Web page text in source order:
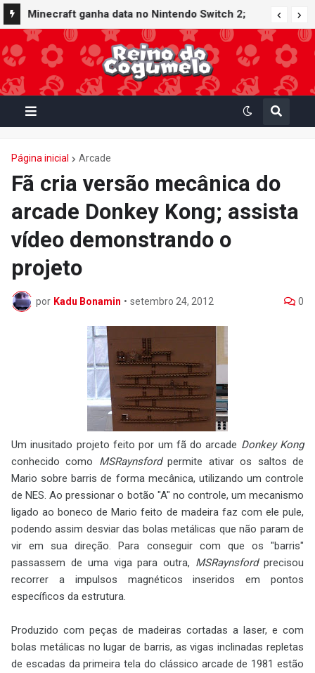
Minecraft ganha data no Nintendo Switch 2;
Super Mario Mash-Up receberá atualização
gráfica exclusiva
Página inicial Arcade
Fã cria versão mecânica do
arcade Donkey Kong; assista
vídeo demonstrando o
projeto
por Kadu Bonamin • setembro 24, 2012 0
Um inusitado projeto feito por um fã do arcade Donkey Kong
conhecido como MSRaynsfordpermite ativar os saltos de
Mario sobre barris de forma mecânica, utilizando um controle
de NES. Ao pressionar o botão "A" no controle, um mecanismo
ligado ao boneco de Mario feito de madeira faz com ele pule,
podendo assim desviar das bolas metálicas que não param de
vir em sua direção. Para conseguir com que os "barris"
passassem de uma viga para outra, MSRaynsfordprecisou
recorrer a impulsos magnéticos inseridos em pontos
específicos da estrutura.
Produzido com peças de madeiras cortadas a laser, e com
bolas metálicas no lugar de barris, as vigas inclinadas repletas
de escadas da primeira tela do clássico arcade de 1981 estão